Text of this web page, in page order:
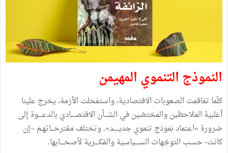
النموذج التنموي المهيمن
كلّما تفاقمت الصعوبات الاقتصادية، واستفحلت الأزمة، يخرج علينا
أغلبية الملاحظين والمختصّين في الشـــأن الاقتصــــادي بالدعــــوة إلى
ضرورة «اعتماد نموذج تنموي جديـــــد». وتختلف مقترحـــاتهـم –إن
كانت- حسـب التوجّهات الســــياسية والفكــــرية لأصحــــابها.